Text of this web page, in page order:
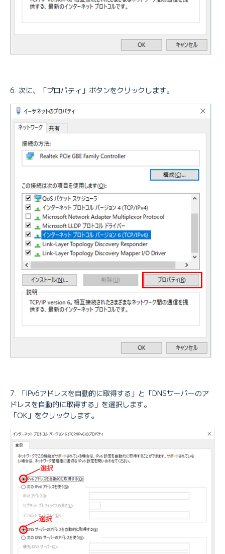
次に、「プロパティ」ボタンをクリックします。
「IPv6アドレスを自動的に取得する」と「DNSサーバーのア
ドレスを自動的に取得する」を選択します。
「OK」をクリックします。